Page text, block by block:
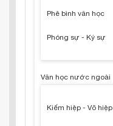
Phê bình văn học
Phóng sự - Ký sự
Văn học nước ngoài
Kiếm hiệp - Võ hiệp